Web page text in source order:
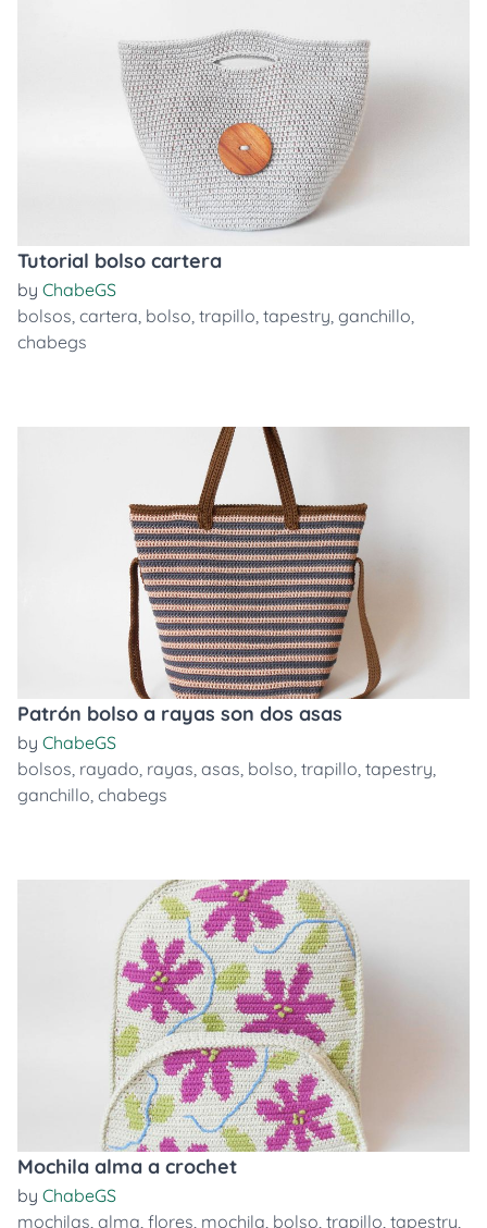
Tutorial bolso cartera
by ChabeGS
bolsos, cartera, bolso, trapillo, tapestry, ganchillo,
chabegs
Patrón bolso a rayas son dos asas
by ChabeGS
bolsos, rayado, rayas, asas, bolso, trapillo, tapestry,
ganchillo, chabegs
Mochila alma a crochet
by ChabeGS
mochilas, alma, flores, mochila, bolso, trapillo, tapestry,